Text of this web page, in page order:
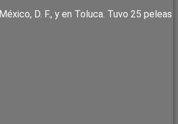
D. F., y en Toluca. Tuvo 25 peleas